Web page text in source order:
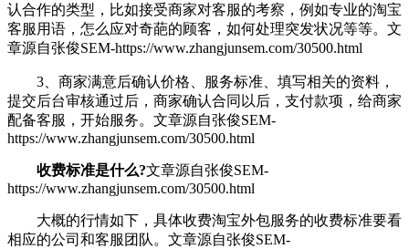
认合作的类型，比如接受商家对客服的考察，例如专业的淘宝
客服用语，怎么应对奇葩的顾客，如何处理突发状况等等。 文
章源自张俊SEM-https://www.zhangjunsem.com/30500.html
3、商家满意后确认价格、服务标准、填写相关的资料，
提交后台审核通过后，商家确认合同以后，支付款项，给商家
配备客服，开始服务。 文章源自张俊SEM-
https://www.zhangjunsem.com/30500.html
收费标准是什么?文章源自张俊SEM-
https://www.zhangjunsem.com/30500.html
大概的行情如下，具体收费淘宝外包服务的收费标准要看
相应的公司和客服团队。 文章源自张俊SEM-